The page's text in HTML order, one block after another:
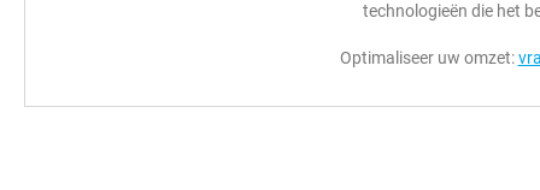
technologieën die het
Optimaliseer uw omzet: